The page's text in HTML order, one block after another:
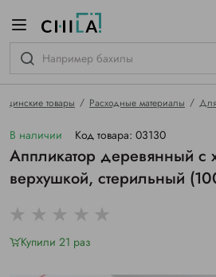
товары Расходные материалы
В наличии Код товара: 03130
Аппликатор деревянный с
верхушкой, стерильный
Купили 21 раз
гамме